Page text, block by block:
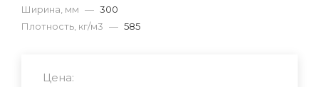
Ширина, мм — 300
Плотность, кг/м3 — 585
Цена: